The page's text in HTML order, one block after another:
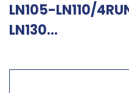
LN105-LN110/
LN130...